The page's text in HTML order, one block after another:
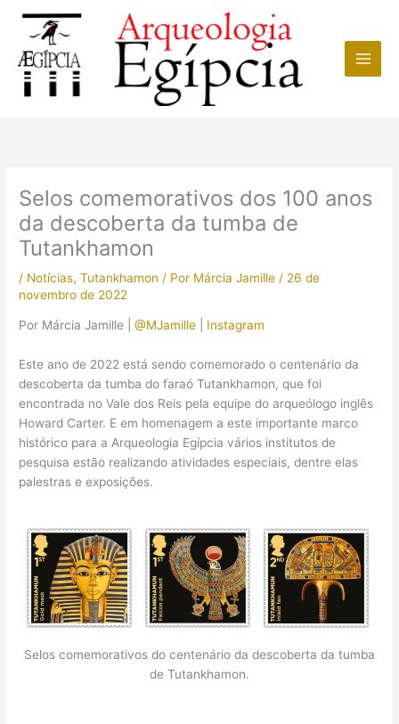
conteúdo
Selos comemorativos dos 100 anos
da descoberta da tumba de
Tutankhamon
/ Notícias,Tutankhamon / Por Márcia Jamille / 26 de
novembro de 2022
Por Márcia Jamille |@MJamille Instagram
Este ano de 2022 está sendo comemorado o centenário da
descoberta da tumba do faraó Tutankhamon, que foi
encontrada no Vale dos Reis pela equipe do arqueólogo inglês
Howard Carter. E em homenagem a este importante marco
histórico para a Arqueologia Egípcia vários institutos de
pesquisa estão realizando atividades especiais, dentre elas
palestras e exposições.
Selos comemorativos do centenário da descoberta da tumba
de Tutankhamon.